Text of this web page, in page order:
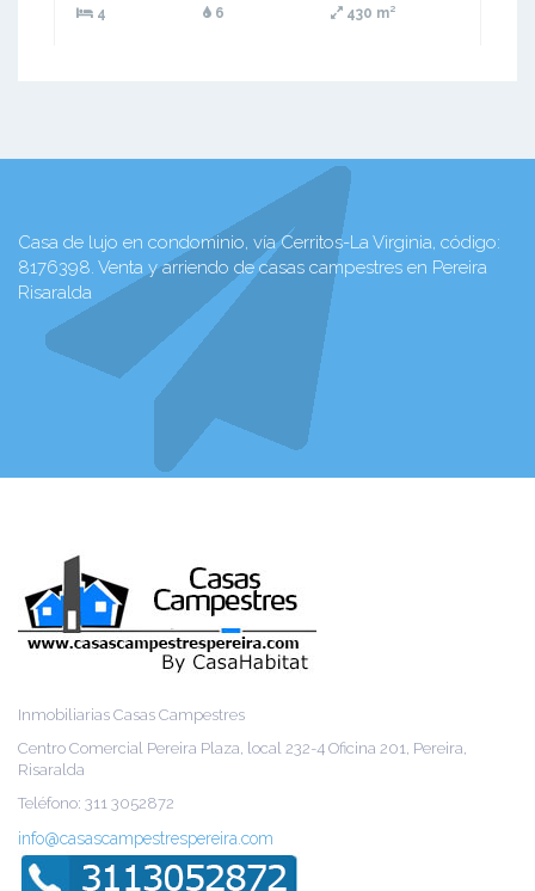
4 6 430 m²
Casa de lujo en condominio, vía Cerritos-La Virginia, código:
8176398. Venta y arriendo de casas campestres en Pereira
Risaralda
Inmobiliarias Casas Campestres
Centro Comercial Pereira Plaza, local 232-4 Oficina 201, Pereira,
Risaralda
Teléfono: 311 3052872
info@casascampestrespereira.com